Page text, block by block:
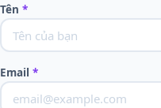
Tên *
Email *